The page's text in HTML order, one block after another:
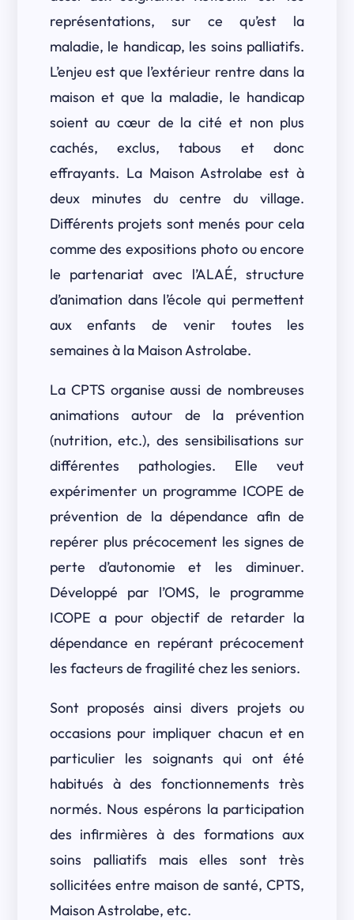
représentations, sur ce qu’est la
maladie, le handicap, les soins palliatifs.
L’enjeu est que l’extérieur rentre dans la
maison et que la maladie, le handicap
soient au cœur de la cité et non plus
cachés, exclus, tabous et donc
effrayants. La Maison Astrolabe est à
deux minutes du centre du village.
Différents projets sont menés pour cela
comme des expositions photo ou encore
le partenariat avec l’ALAÉ, structure
d’animation dans l’école qui permettent
aux enfants de venir toutes les
semaines à la Maison Astrolabe.
La CPTS organise aussi de nombreuses
animations autour de la prévention
(nutrition, etc.), des sensibilisations sur
différentes pathologies. Elle veut
expérimenter un programme ICOPE de
prévention de la dépendance afin de
repérer plus précocement les signes de
perte d’autonomie et les diminuer.
Développé par l’OMS, le programme
ICOPE a pour objectif de retarder la
dépendance en repérant précocement
les facteurs de fragilité chez les seniors.
Sont proposés ainsi divers projets ou
occasions pour impliquer chacun et en
particulier les soignants qui ont été
habitués à des fonctionnements très
normés. Nous espérons la participation
des infirmières à des formations aux
soins palliatifs mais elles sont très
sollicitées entre maison de santé, CPTS,
Maison Astrolabe, etc.